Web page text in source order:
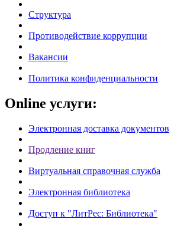
Структура
Противодействие коррупции
Вакансии
Политика конфиденциальности
Online услуги:
Электронная доставка документов
Продление книг
Виртуальная справочная служба
Электронная библиотека
Доступ к "ЛитРес: Библиотека"